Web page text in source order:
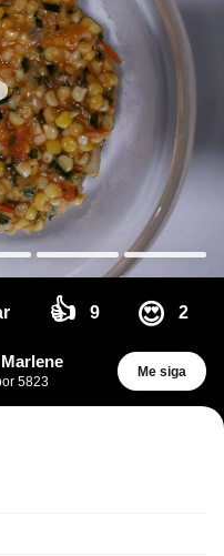
👍 9 😍 2
5823
Me siga